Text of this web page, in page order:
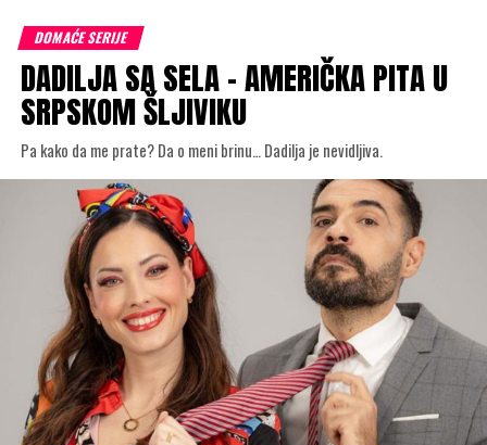
DOMAĆE SERIJE
DADILJA SA SELA – AMERIČKA PITA U
SRPSKOM ŠLJIVIKU
Pa kako da me prate? Da o meni brinu… Dadilja je nevidljiva.